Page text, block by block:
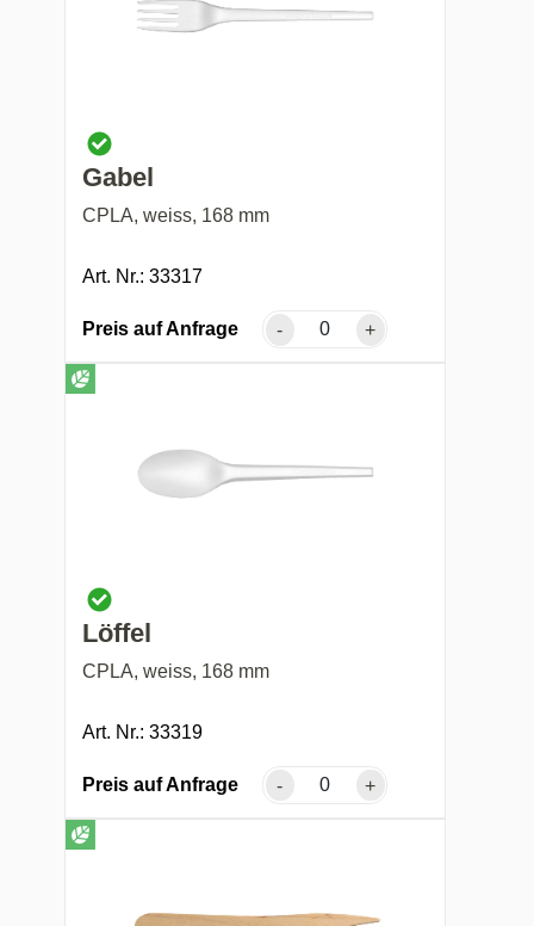
Gabel
CPLA, weiss, 168 mm
Art. Nr.: 33317
Preis auf Anfrage - +
Löffel
CPLA, weiss, 168 mm
Art. Nr.: 33319
Preis auf Anfrage - +